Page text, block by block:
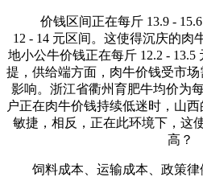
价钱区间正在每斤 13.9 - 15.6
12 - 14 元区间。这使得沉庆的肉
地小公牛价钱正在每斤 12.2 -
提，供给端方面，肉牛价钱受市
影响。浙江省衢州育肥牛均价为
户正在肉牛价钱持续低迷时，山
敏捷，相反，正在此环境下，这
高？
饲料成本、运输成本、政策律